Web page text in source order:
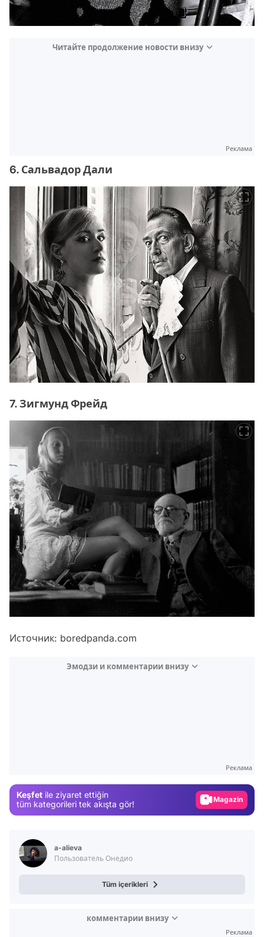
Читайте продолжение новости внизу
Реклама
6. Сальвадор Дали
7. Зигмунд Фрейд
Источник: boredpanda.com
Эмодзи и комментарии внизу
Реклама
Keşfet ile ziyaret ettiğin
tüm kategorileri tek akışta gör!
Magazin
a-alieva
Пользователь Онедио
Tüm içerikleri
комментарии внизу
Реклама